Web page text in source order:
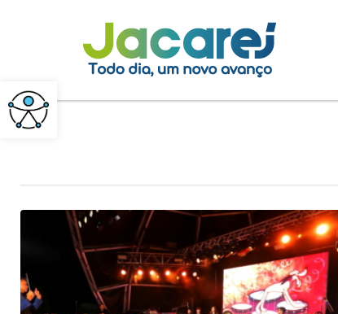
Pular para o conteúdo